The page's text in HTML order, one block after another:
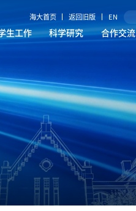
海大首页 返回旧版 EN
生工作 科学研究 合作交流